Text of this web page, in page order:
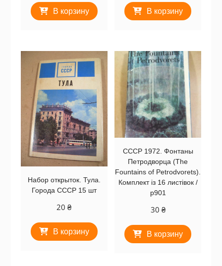
В корзину В корзину
Набор открыток. Тула.
Города СССР 15 шт
20₴
В корзину
СССР 1972. Фонтаны
Петродворца (The
Fountains of Petrodvorets).
Комплект із 16 листівок /
р901
30 ₴
В корзину